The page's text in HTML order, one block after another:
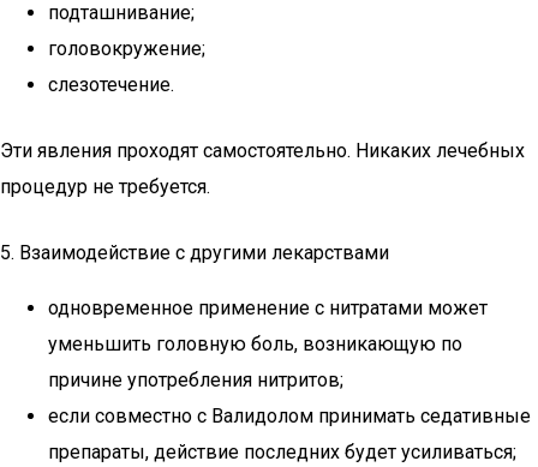
подташнивание;
головокружение;
слезотечение.
Эти явления проходят самостоятельно. Никаких лечебных
процедур не требуется.
5. Взаимодействие с другими лекарствами
одновременное применение с нитратами может
уменьшить головную боль, возникающую по
причине употребления нитритов;
если совместно с Валидолом принимать седативные
препараты, действие последних будет усиливаться;